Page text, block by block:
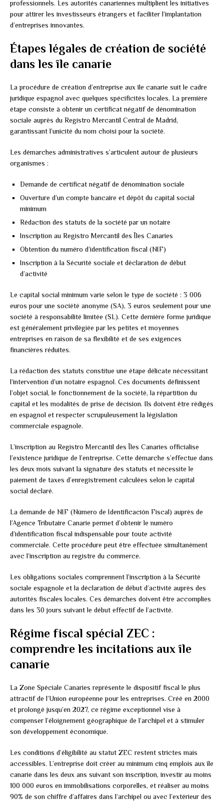
professionnels. Les autorités canariennes multiplient les initiatives
pour attirer les investisseurs étrangers et faciliter l’implantation
d’entreprises innovantes.
Étapes légales de création de société
dans les île canarie
La procédure de création d’entreprise aux île canarie suit le cadre
juridique espagnol avec quelques spécificités locales. La première
étape consiste à obtenir un certificat négatif de dénomination
sociale auprès du Registro Mercantil Central de Madrid,
garantissant l’unicité du nom choisi pour la société.
Les démarches administratives s’articulent autour de plusieurs
organismes :
Demande de certificat négatif de dénomination sociale
Ouverture d’un compte bancaire et dépôt du capital social
minimum
Rédaction des statuts de la société par un notaire
Inscription au Registro Mercantil des Îles Canaries
Obtention du numéro d’identification fiscal (NIF)
Inscription à la Sécurité sociale et déclaration de début
d’activité
Le capital social minimum varie selon le type de société : 3 006
euros pour une société anonyme (SA), 3 euros seulement pour une
société à responsabilité limitée (SL). Cette dernière forme juridique
est généralement privilégiée par les petites et moyennes
entreprises en raison de sa flexibilité et de ses exigences
financières réduites.
La rédaction des statuts constitue une étape délicate nécessitant
l’intervention d’un notaire espagnol. Ces documents définissent
l’objet social, le fonctionnement de la société, la répartition du
capital et les modalités de prise de décision. Ils doivent être rédigés
en espagnol et respecter scrupuleusement la législation
commerciale espagnole.
L’inscription au Registro Mercantil des Îles Canaries officialise
l’existence juridique de l’entreprise. Cette démarche s’effectue dans
les deux mois suivant la signature des statuts et nécessite le
paiement de taxes d’enregistrement calculées selon le capital
social déclaré.
La demande de NIF (Número de Identificación Fiscal) auprès de
l’Agence Tributaire Canarie permet d’obtenir le numéro
d’identification fiscal indispensable pour toute activité
commerciale. Cette procédure peut être effectuée simultanément
avec l’inscription au registre du commerce.
Les obligations sociales comprennent l’inscription à la Sécurité
sociale espagnole et la déclaration de début d’activité auprès des
autorités fiscales locales. Ces démarches doivent être accomplies
dans les 30 jours suivant le début effectif de l’activité.
Régime fiscal spécial ZEC :
comprendre les incitations aux île
canarie
La Zone Spéciale Canaries représente le dispositif fiscal le plus
attractif de l’Union européenne pour les entreprises. Créé en 2000
et prolongé jusqu’en 2027, ce régime exceptionnel vise à
compenser l’éloignement géographique de l’archipel et à stimuler
son développement économique.
Les conditions d’éligibilité au statut ZEC restent strictes mais
accessibles. L’entreprise doit créer au minimum cinq emplois aux île
canarie dans les deux ans suivant son inscription, investir au moins
100 000 euros en immobilisations corporelles, et réaliser au moins
90% de son chiffre d’affaires dans l’archipel ou avec l’extérieur des